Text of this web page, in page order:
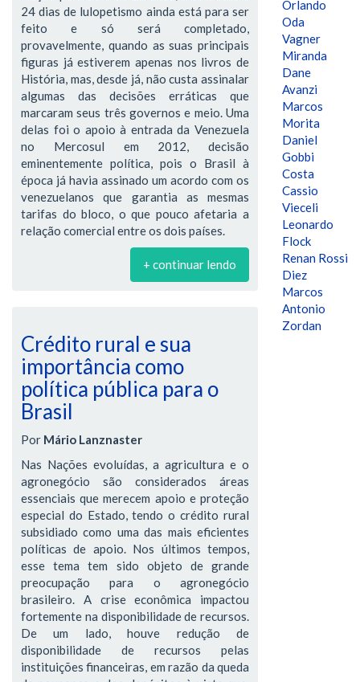
24 dias de lulopetismo ainda está para ser
feito e só será completado,
provavelmente, quando as suas principais
figuras já estiverem apenas nos livros de
História, mas, desde já, não custa assinalar
algumas das decisões erráticas que
marcaram seus três governos e meio. Uma
delas foi o apoio à entrada da Venezuela
no Mercosul em 2012, decisão
eminentemente política, pois o Brasil à
época já havia assinado um acordo com os
venezuelanos que garantia as mesmas
tarifas do bloco, o que pouco afetaria a
relação comercial entre os dois países.
+ continuar lendo
Crédito rural e sua
importância como
política pública para o
Brasil
Por Mário Lanznaster
Nas Nações evoluídas, a agricultura e o
agronegócio são considerados áreas
essenciais que merecem apoio e proteção
especial do Estado, tendo o crédito rural
subsidiado como uma das mais eficientes
políticas de apoio. Nos últimos tempos,
esse tema tem sido objeto de grande
preocupação para o agronegócio
brasileiro. A crise econômica impactou
fortemente na disponibilidade de recursos.
De um lado, houve redução de
disponibilidade de recursos pelas
instituições financeiras, em razão da queda
Orlando
Oda
Vagner
Miranda
Dane
Avanzi
Marcos
Morita
Daniel
Gobbi
Costa
Cassio
Vieceli
Leonardo
Flock
Renan Rossi
Diez
Marcos
Antonio
Zordan